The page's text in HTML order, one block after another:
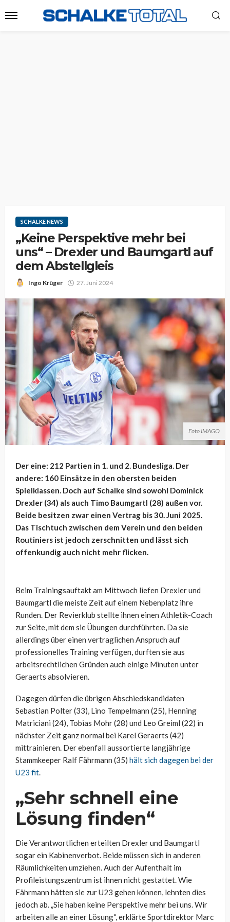
SCHALKE NEWS
„Keine Perspektive mehr bei
uns“ – Drexler und Baumgartl auf
dem Abstellgleis
Ingo Krüger 27. Juni 2024
Foto IMAGO
Der eine: 212 Partien in 1. und 2. Bundesliga. Der
andere: 160 Einsätze in den obersten beiden
Spielklassen. Doch auf Schalke sind sowohl Dominick
Drexler (34) als auch Timo Baumgartl (28) außen vor.
Beide besitzen zwar einen Vertrag bis 30. Juni 2025.
Das Tischtuch zwischen dem Verein und den beiden
Routiniers ist jedoch zerschnitten und lässt sich
offenkundig auch nicht mehr flicken.
Beim Trainingsauftakt am Mittwoch liefen Drexler und
Baumgartl die meiste Zeit auf einem Nebenplatz ihre
Runden. Der Revierklub stellte ihnen einen Athletik-Coach
zur Seite, mit dem sie Übungen durchführten. Da sie
allerdings über einen vertraglichen Anspruch auf
professionelles Training verfügen, durften sie aus
arbeitsrechtlichen Gründen auch einige Minuten unter
Geraerts absolvieren.
Dagegen dürfen die übrigen Abschiedskandidaten
Sebastian Polter (33), Lino Tempelmann (25), Henning
Matriciani (24), Tobias Mohr (28) und Leo Greiml (22) in
nächster Zeit ganz normal bei Karel Geraerts (42)
mittrainieren. Der ebenfall aussortierte langjährige
Stammkeeper Ralf Fährmann (35) hält sich dagegen bei der
U23 fit.
„Sehr schnell eine
Lösung finden“
Die Verantwortlichen erteilten Drexler und Baumgartl
sogar ein Kabinenverbot. Beide müssen sich in anderen
Räumlichkeiten umziehen. Auch der Aufenthalt im
Profileistungszentrum ist ihnen nicht gestattet. Wie
Fährmann hätten sie zur U23 gehen können, lehnten dies
jedoch ab. „Sie haben keine Perspektive mehr bei uns. Wir
arbeiten alle an einer Lösung“, erklärte Sportdirektor Marc